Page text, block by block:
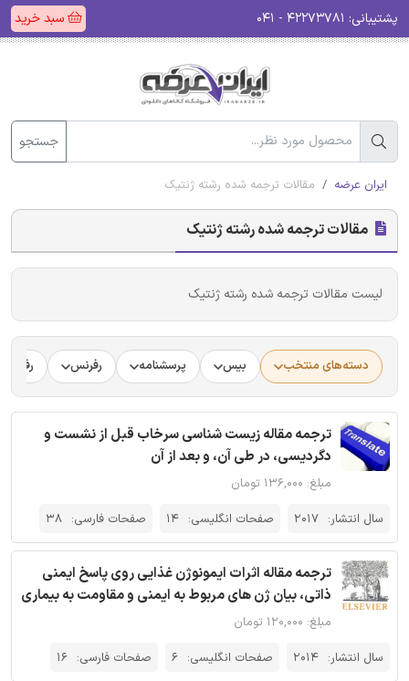
پشتیبانی: سبد خرید
جستجو
ایران عرضه مقالات ترجمه شده رشته ژنتیک
مقالات ترجمه شده رشته ژنتیک
لیست مقالات ترجمه شده رشته ژنتیک
دسته‌های منتخب بیس پرسشنامه رفرنس
ترجمه مقاله زیست شناسی سرخاب قبل از نشست و
دگردیسی، در طی آن، و بعد از آن
مبلغ: ۱۳۶,۰۰۰ تومان
سال انتشار: 2017 صفحات انگلیسی: 14 صفحات فارسی: 38
ترجمه مقاله اثرات ایمونوژن غذایی روی پاسخ ایمنی
ذاتی، بیان ژن های مربوط به ایمنی و مقاومت به بیماری
مبلغ: ۱۲۰,۰۰۰ تومان
سال انتشار: 2014 صفحات انگلیسی: 6 صفحات فارسی: 16